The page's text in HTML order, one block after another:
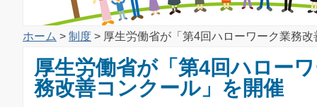
ホーム > 制度 > 厚生労働省が「第4回ハローワーク業務
厚生労働省が「第4回ハロー
務改善コンクール」を開催